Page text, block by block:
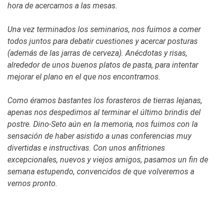
hora de acercarnos a las mesas.
Una vez terminados los seminarios, nos fuimos a comer
todos juntos para debatir cuestiones y acercar posturas
(además de las jarras de cerveza). Anécdotas y risas,
alrededor de unos buenos platos de pasta, para intentar
mejorar el plano en el que nos encontramos.
Como éramos bastantes los forasteros de tierras lejanas,
apenas nos despedimos al terminar el último brindis del
postre. Dino-Seto aún en la memoria, nos fuimos con la
sensación de haber asistido a unas conferencias muy
divertidas e instructivas. Con unos anfitriones
excepcionales, nuevos y viejos amigos, pasamos un fin de
semana estupendo, convencidos de que volveremos a
vernos pronto.